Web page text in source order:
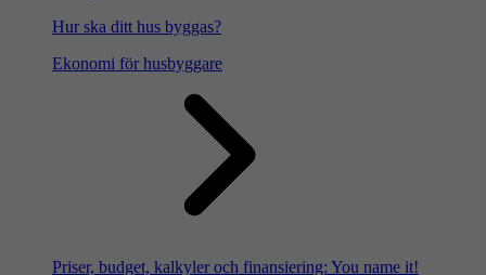
Hur ska ditt hus byggas?
Ekonomi för husbyggare
Priser, budget, kalkyler och finansiering: You name it!